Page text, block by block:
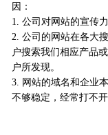
因：
1. 公司对网站的宣传
2. 公司的网站在各大
户搜索我们相应产品
户所发现。
3. 网站的域名和企业
不够稳定，经常打不开